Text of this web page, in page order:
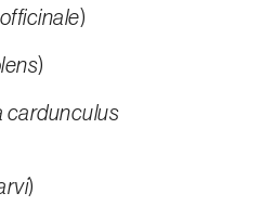
)
)
cardunculus
)